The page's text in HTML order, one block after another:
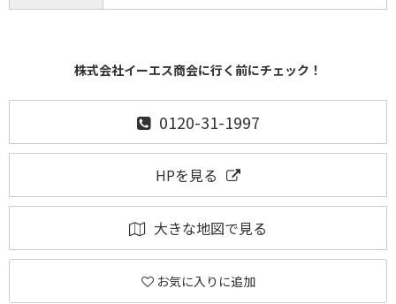
株式会社イーエス商会に行く前にチェック！
0120-31-1997
HPを見る
大きな地図で見る
お気に入りに追加